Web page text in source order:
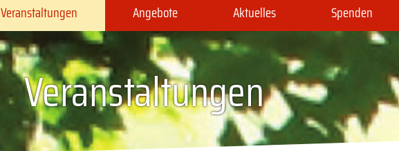
Veranstaltungen Angebote Aktuelles Spenden
Veranstaltungen